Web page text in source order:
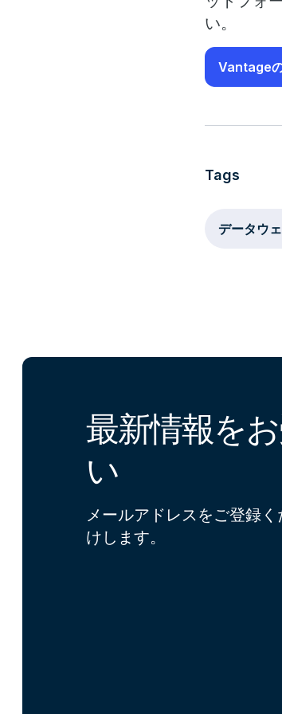
い。
Vantage
Tags
データウ
最新情報を
い
メールアドレスをご登録
けします。